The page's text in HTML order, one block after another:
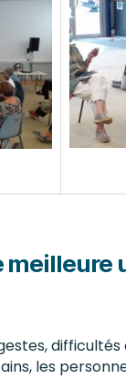
meilleure
difficultés
les